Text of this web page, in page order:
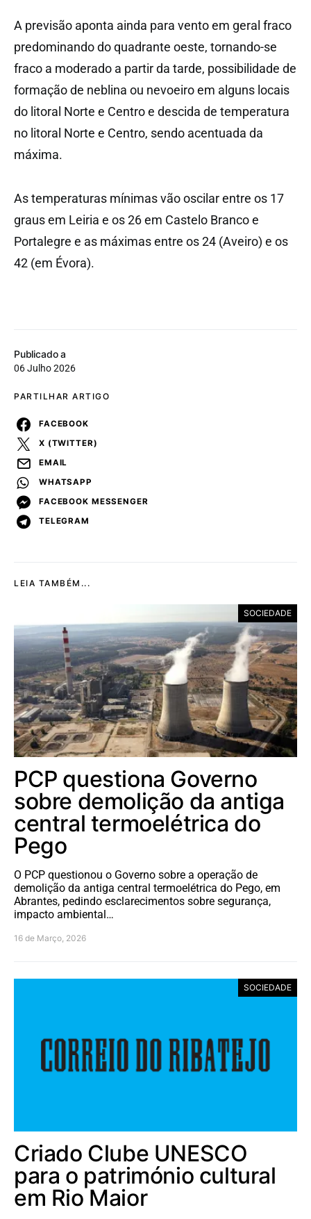
Publicado a
06 Julho 2026
PARTILHAR ARTIGO
FACEBOOK
X (TWITTER)
EMAIL
WHATSAPP
FACEBOOK MESSENGER
TELEGRAM
A previsão aponta ainda para vento em geral fraco
predominando do quadrante oeste, tornando-se
fraco a moderado a partir da tarde, possibilidade de
formação de neblina ou nevoeiro em alguns locais
do litoral Norte e Centro e descida de temperatura
no litoral Norte e Centro, sendo acentuada da
máxima.
As temperaturas mínimas vão oscilar entre os 17
graus em Leiria e os 26 em Castelo Branco e
Portalegre e as máximas entre os 24 (Aveiro) e os
42 (em Évora).
LEIA TAMBÉM...
SOCIEDADE
PCP questiona Governo
sobre demolição da antiga
central termoelétrica do
Pego
O PCP questionou o Governo sobre a operação de
demolição da antiga central termoelétrica do Pego, em
Abrantes, pedindo esclarecimentos sobre segurança,
impacto ambiental…
16 de Março, 2026
SOCIEDADE
Criado Clube UNESCO
para o património cultural
em Rio Maior